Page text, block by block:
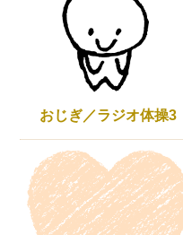
おじぎ／ラジオ体操3